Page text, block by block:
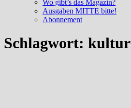
Wo gibt’s das Magazin?
Ausgaben MITTE bitte!
Abonnement
Schlagwort: kultur